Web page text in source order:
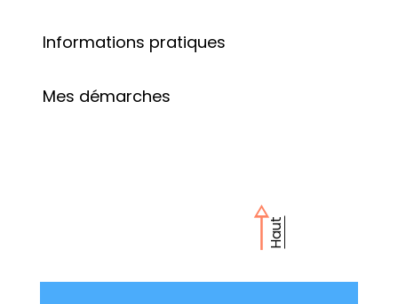
Informations pratiques
Mes démarches
Haut